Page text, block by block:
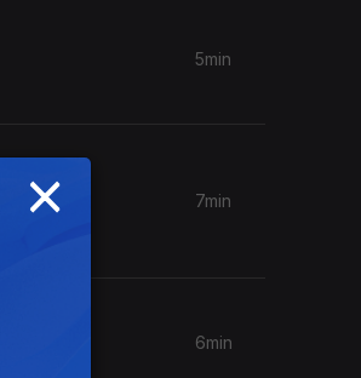
5min
7min
6min
×